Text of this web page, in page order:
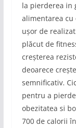
la pierderea in
alimentarea cu
ușor de
plăcut de
creșterea
deoarece
semnificativ.
pentru a
obezitatea si
700 de calorii